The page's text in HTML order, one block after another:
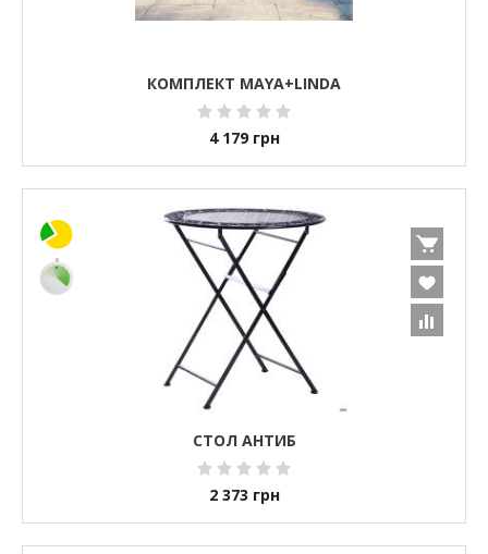
КОМПЛЕКТ MAYA+LINDA
4 179 грн
СТОЛ АНТИБ
2 373 грн